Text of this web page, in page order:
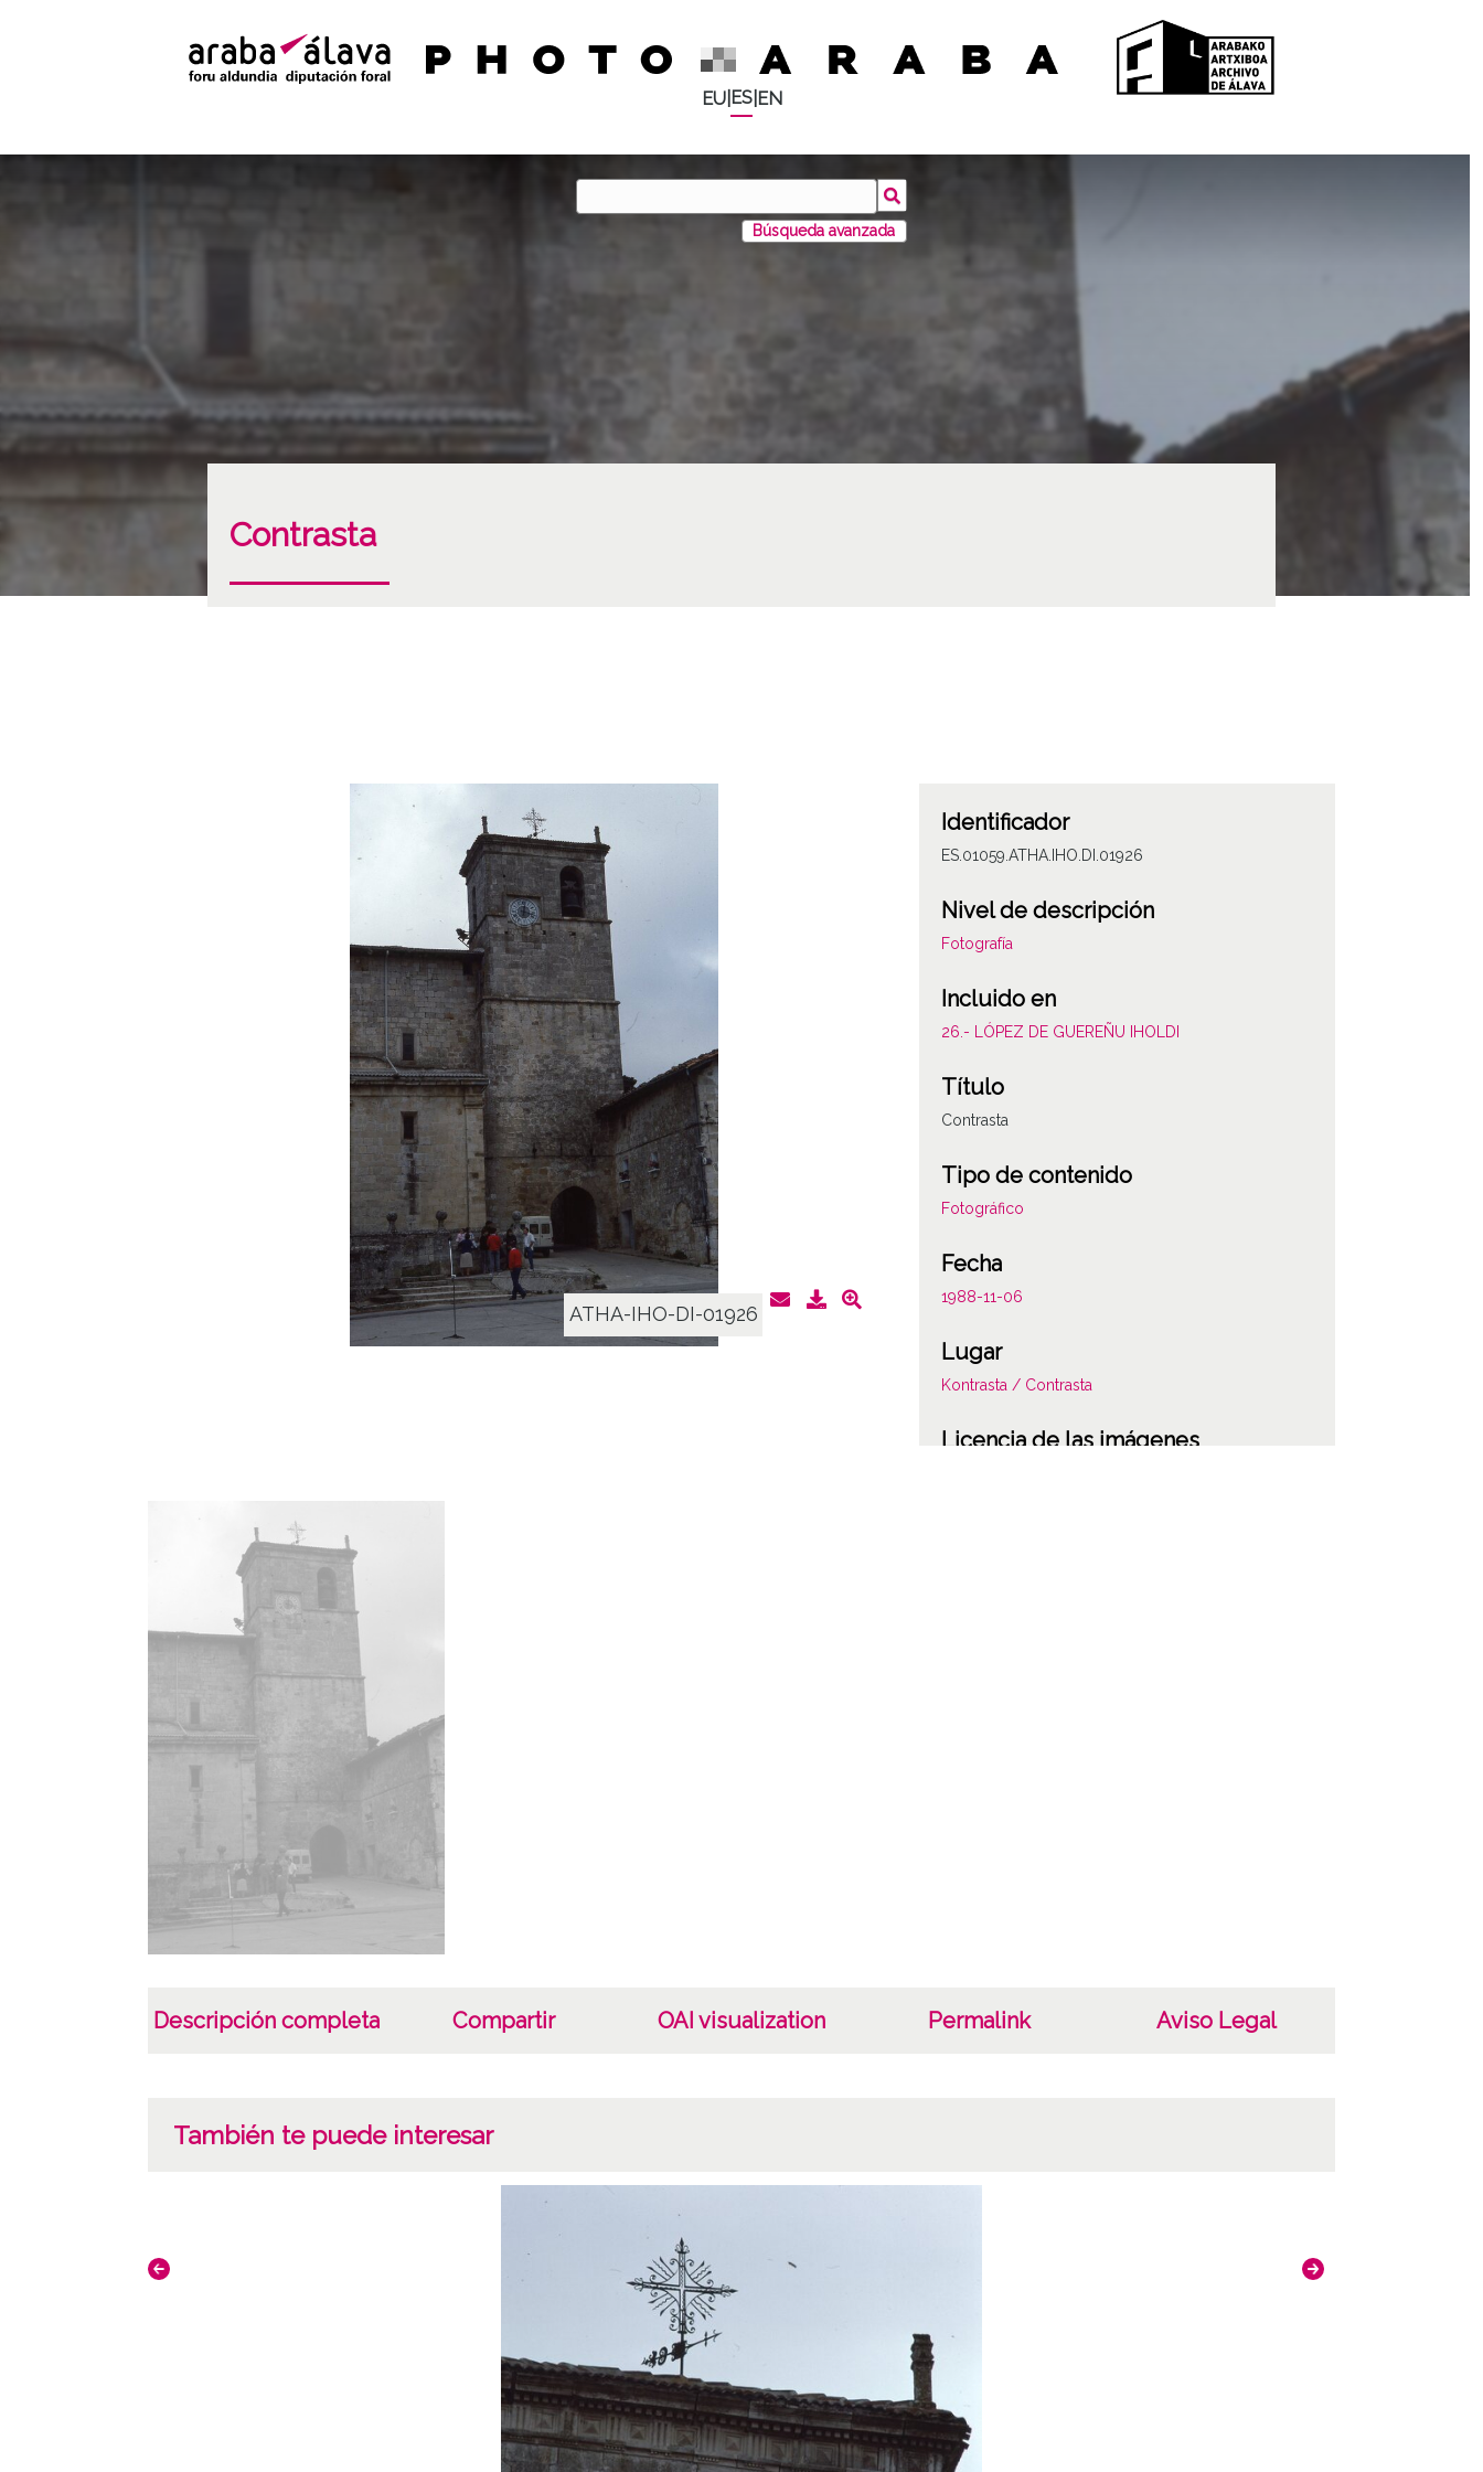
EU| ES| EN
Búsqueda avanzada
Contrasta
ATHA-IHO-DI-01926
Identificador
ES.01059.ATHA.IHO.DI.01926
Nivel de descripción
Fotografía
Incluido en
26.- LÓPEZ DE GUEREÑU IHOLDI
Título
Contrasta
Tipo de contenido
Fotográfico
Fecha
1988-11-06
Lugar
Kontrasta / Contrasta
Licencia de las imágenes
Descripción completa Compartir OAI visualization Permalink Aviso Legal
También te puede interesar